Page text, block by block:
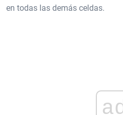
en todas las demás celdas.